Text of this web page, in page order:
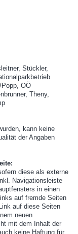
Stückler,
Popp, OÖ
Theny,
kann keine
der Angaben
diese als externe
Navigationsleiste
in einen
auf fremde Seiten
auf diese Seiten
neuen
mit dem Inhalt der
keine Haftung für